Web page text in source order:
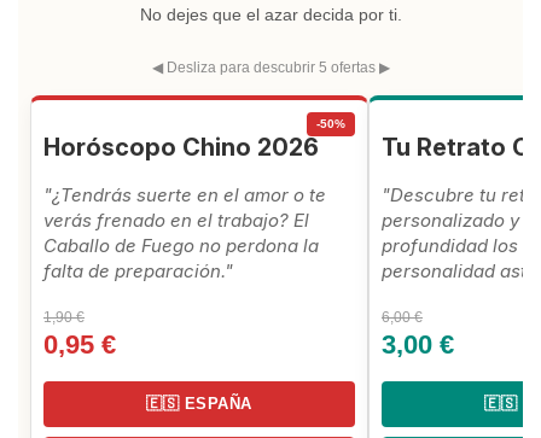
No dejes que el azar decida por ti.
◀ Desliza para descubrir 5 ofertas ▶
-50%
Horóscopo Chino 2026
"¿Tendrás suerte en el amor o te
verás frenado en el trabajo? El
Caballo de Fuego no perdona la
falta de preparación."
1,90 €
0,95 €
🇪🇸 ESPAÑA
Tu Retrato
"Descubre tu
personalizado y
profundidad los
personalidad
6,00 €
3,00 €
🇪🇸